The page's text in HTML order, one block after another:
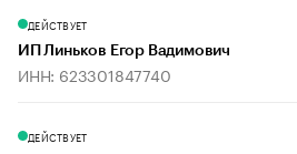
ДЕЙСТВУЕТ
ИП Линьков Егор Вадимович
ИНН: 623301847740
ДЕЙСТВУЕТ